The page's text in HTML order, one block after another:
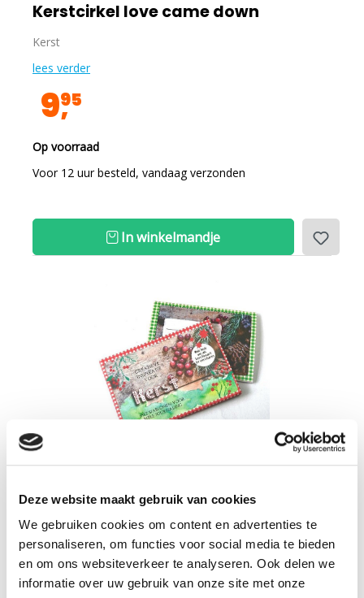
Deze website maakt gebruik van cookies
We gebruiken cookies om content en advertenties te
personaliseren, om functies voor social media te bieden
en om ons websiteverkeer te analyseren. Ook delen we
informatie over uw gebruik van onze site met onze
Kerstcirkel love came down
Kerst
lees verder
995
Op voorraad
Voor 12 uur besteld, vandaag verzonden
In winkelmandje
Creative inspiratie voor kerst
lees verder
495